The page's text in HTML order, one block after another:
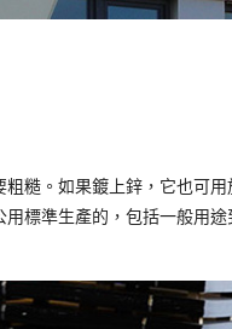
糙。如果鍍上鋅，它也可
標準生產的，包括一般用